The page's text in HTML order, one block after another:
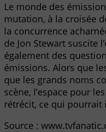
Le monde des
mutation, à la croisée
la concurrence
de Jon Stewart suscite
également des
émissions. Alors que
que les grands noms
scène, l’espace pour
rétrécit, ce qui pourrait
Source :